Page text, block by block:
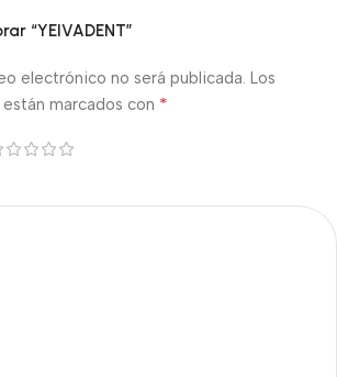
“YEIVADENT”
electrónico no será publicada. Los
marcados con *